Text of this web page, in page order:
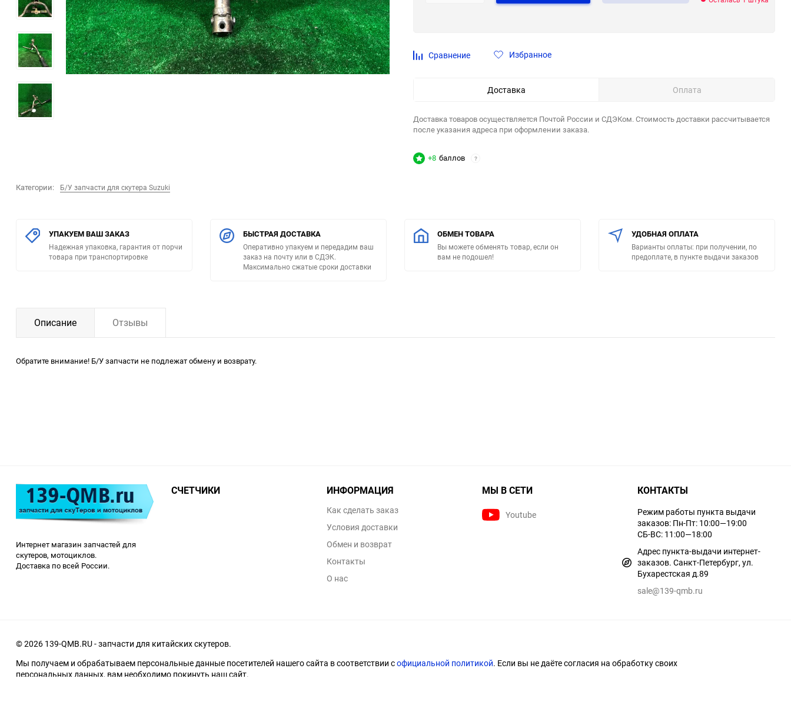
Категории: Б/У запчасти для скутера Suzuki
Сравнение Избранное
Доставка Оплата
Доставка товаров осуществляется Почтой России и СДЭКом. Стоимость доставки рассчитывается
после указания адреса при оформлении заказа.
+8 баллов ?
УПАКУЕМ ВАШ ЗАКАЗ
Надежная упаковка, гарантия от порчи
товара при транспортировке
БЫСТРАЯ ДОСТАВКА
Оперативно упакуем и передадим ваш
заказ на почту или в СДЭК.
Максимально сжатые сроки доставки
ОБМЕН ТОВАРА
Вы можете обменять товар, если он
вам не подошел!
УДОБНАЯ ОПЛАТА
Варианты оплаты: при получении, по
предоплате, в пункте выдачи заказов
Описание Отзывы
Обратите внимание! Б/У запчасти не подлежат обмену и возврату.
Интернет магазин запчастей для
скутеров, мотоциклов.
Доставка по всей России.
СЧЕТЧИКИ ИНФОРМАЦИЯ
Как сделать заказ
Условия доставки
Обмен и возврат
Контакты
О нас
МЫ В СЕТИ
Youtube
КОНТАКТЫ
Режим работы пункта выдачи
заказов: Пн-Пт: 10:00—19:00
СБ-ВС: 11:00—18:00
Адрес пункта-выдачи интернет-
заказов. Санкт-Петербург, ул.
Бухарестская д.89
sale@139-qmb.ru
© 2026 139-QMB.RU - запчасти для китайских скутеров.
Мы получаем и обрабатываем персональные данные посетителей нашего сайта в соответствии софициальной политикой. Если вы не даёте согласия на обработку своих
персональных данных, вам необходимо покинуть наш сайт.